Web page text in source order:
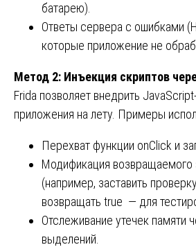
батарею).
Ответы сервера с ошибками
которые приложение не
Метод 2: Инъекция скриптов
Frida позволяет внедрить
приложения на лету. Примеры
Перехват функции onClick и
Модификация возвращаемого
(например, заставить
возвращать true — для
Отслеживание утечек памяти
выделений.